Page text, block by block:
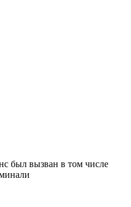
был вызван в том числе